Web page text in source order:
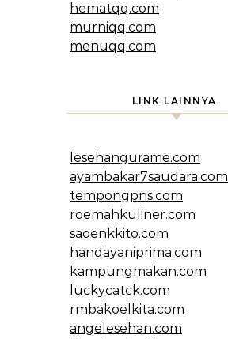
hematqq.com
murniqq.com
menuqq.com
LINK LAINNYA
lesehangurame.com
ayambakar7saudara.com
tempongpns.com
roemahkuliner.com
saoenkkito.com
handayaniprima.com
kampungmakan.com
luckycatck.com
rmbakoelkita.com
angelesehan.com